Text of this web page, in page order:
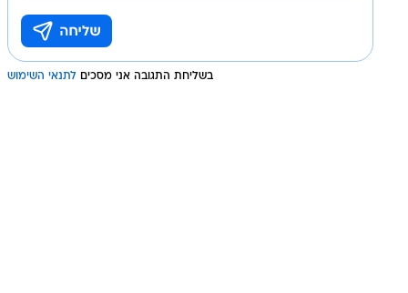
בשליחת התגובה אני מסכים לתנאי השימוש